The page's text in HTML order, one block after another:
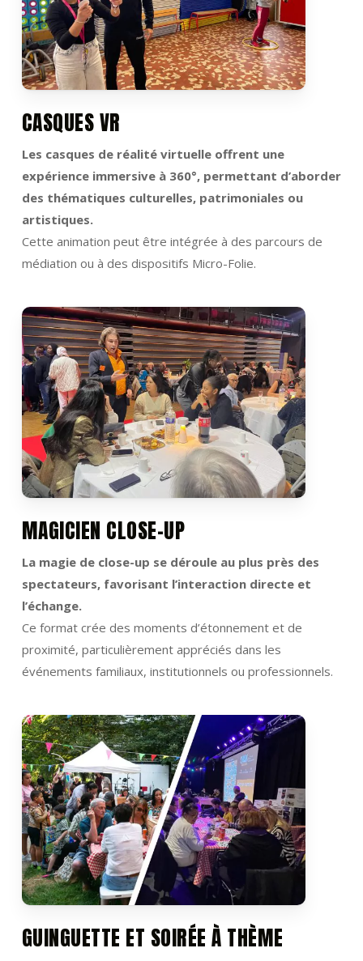
CASQUES VR
Les casques de réalité virtuelle offrent une
expérience immersive à 360°, permettant d’aborder
des thématiques culturelles, patrimoniales ou
artistiques.
Cette animation peut être intégrée à des parcours de
médiation ou à des dispositifs Micro-Folie.
MAGICIEN CLOSE-UP
La magie de close-up se déroule au plus près des
spectateurs, favorisant l’interaction directe et
l’échange.
Ce format crée des moments d’étonnement et de
proximité, particulièrement appréciés dans les
événements familiaux, institutionnels ou professionnels.
GUINGUETTE ET SOIRÉE À THÈME